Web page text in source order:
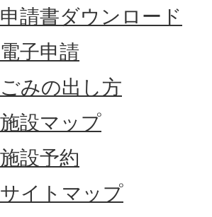
申請書ダウンロード
電子申請
ごみの出し方
施設マップ
施設予約
サイトマップ